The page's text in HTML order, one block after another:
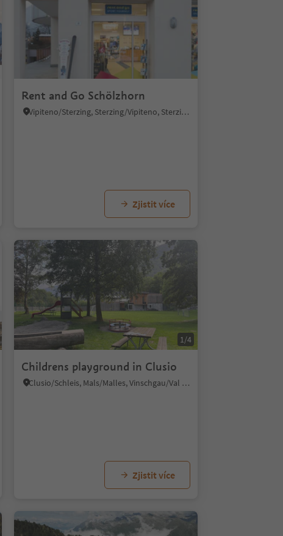
Rent and Go Schölzhorn
Vipiteno/Sterzing, Sterzing/Vipiteno, Sterzing/Vipiteno and environs
Zjistit více
1/5 1/4
Childrens playground in Clusio
Clusio/Schleis, Mals/Malles, Vinschgau/Val Venosta
Zjistit více